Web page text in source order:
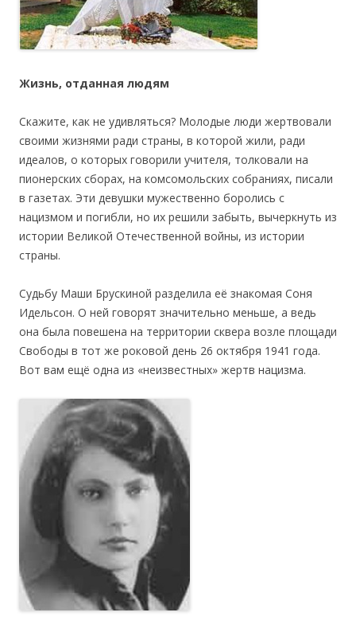
Жизнь, отданная людям
Скажите, как не удивляться? Молодые люди жертвовали
своими жизнями ради страны, в которой жили, ради
идеалов, о которых говорили учителя, толковали на
пионерских сборах, на комсомольских собраниях, писали
в газетах. Эти девушки мужественно боролись с
нацизмом и погибли, но их решили забыть, вычеркнуть из
истории Великой Отечественной войны, из истории
страны.
Судьбу Маши Брускиной разделила её знакомая Соня
Идельсон. О ней говорят значительно меньше, а ведь
она была повешена на территории сквера возле площади
Свободы в тот же роковой день 26 октября 1941 года.
Вот вам ещё одна из «неизвестных» жертв нацизма.